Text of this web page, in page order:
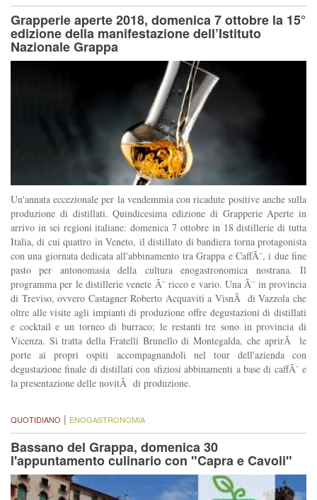
Grapperie aperte 2018, domenica 7 ottobre la 15°
edizione della manifestazione dell’Istituto
Nazionale Grappa
Un'annata eccezionale per la vendemmia con ricadute positive anche sulla
produzione di distillati. Quindicesima edizione di Grapperie Aperte in
arrivo in sei regioni italiane: domenica 7 ottobre in 18 distillerie di tutta
Italia, di cui quattro in Veneto, il distillato di bandiera torna protagonista
con una giornata dedicata all'abbinamento tra Grappa e CaffÃ¨, i due fine
pasto per antonomasia della cultura enogastronomica nostrana. Il
programma per le distillerie venete Ã¨ ricco e vario. Una Ã¨ in provincia
di Treviso, ovvero Castagner Roberto Acquaviti a VisnÃ di Vazzola che
oltre alle visite agli impianti di produzione offre degustazioni di distillati
e cocktail e un torneo di burraco; le restanti tre sono in provincia di
Vicenza. Si tratta della Fratelli Brunello di Montegalda, che aprirÃ le
porte ai propri ospiti accompagnandoli nel tour dell'azienda con
degustazione finale di distillati con sfiziosi abbinamenti a base di caffÃ¨ e
la presentazione delle novitÃ di produzione.
QUOTIDIANO | ENOGASTRONOMIA
Bassano del Grappa, domenica 30
l'appuntamento culinario con "Capra e Cavoli"